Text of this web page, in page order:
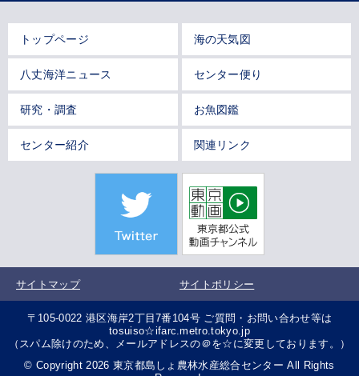
トップページ 海の天気図
八丈海洋ニュース センター便り
研究・調査 お魚図鑑
センター紹介 関連リンク
サイトマップ サイトポリシー
〒105-0022 港区海岸2丁目7番104号 ご質問・お問い合わせ等は
tosuiso☆ifarc.metro.tokyo.jp
（スパム除けのため、メールアドレスの＠を☆に変更しております。）
© Copyright 2026 東京都島しょ農林水産総合センター All Rights